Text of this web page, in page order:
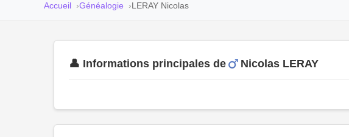
Accueil Généalogie LERAY Nicolas
👤 Informations principales de Nicolas LERAY